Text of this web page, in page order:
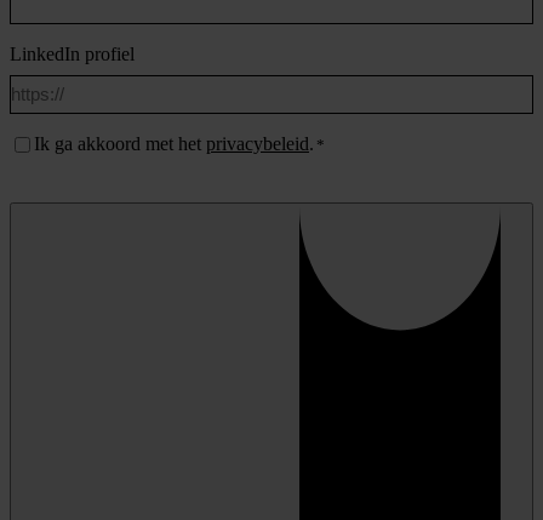
LinkedIn profiel
Instemming
Ik ga akkoord met het privacybeleid. *